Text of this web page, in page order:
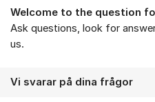
Welcome to the question
Ask questions, look for
us.
Vi svarar på dina frågor